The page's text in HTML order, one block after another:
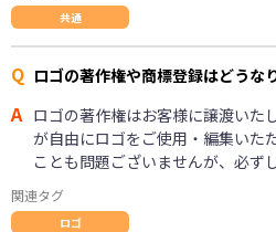
共通
Q ロゴの著作権や商標登録はどうな
A ロゴの著作権はお客様に譲渡いた
が自由にロゴをご使用・編集いた
ことも問題ございませんが、必ず
関連タグ
ロゴ